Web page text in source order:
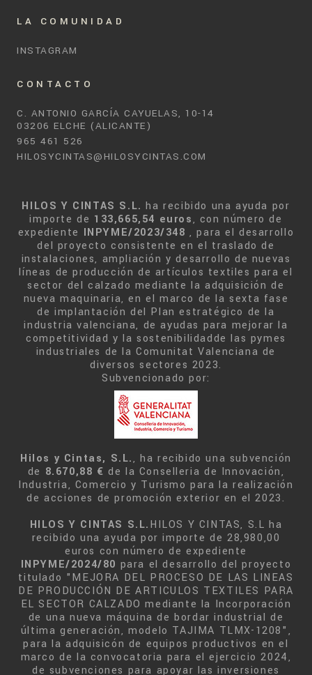
LA COMUNIDAD
INSTAGRAM
CONTACTO
C. ANTONIO GARCÍA CAYUELAS, 10-14
03206 ELCHE (ALICANTE)
965 461 526
HILOSYCINTAS@HILOSYCINTAS.COM
HILOS Y CINTAS S.L. ha recibido una ayuda por
importe de 133,665,54 euros, con número de
expediente INPYME/2023/348 , para el desarrollo
del proyecto consistente en el traslado de
instalaciones, ampliación y desarrollo de nuevas
líneas de producción de artículos textiles para el
sector del calzado mediante la adquisición de
nueva maquinaria, en el marco de la sexta fase
de implantación del Plan estratégico de la
industria valenciana, de ayudas para mejorar la
competitividad y la sostenibilidadde las pymes
industriales de la Comunitat Valenciana de
diversos sectores 2023.
Subvencionado por:
Hilos y Cintas, S.L., ha recibido una subvención
de 8.670,88 € de la Conselleria de Innovación,
Industria, Comercio y Turismo para la realización
de acciones de promoción exterior en el 2023.
HILOS Y CINTAS S.L.HILOS Y CINTAS, S.L ha
recibido una ayuda por importe de 28,980,00
euros con número de expediente
INPYME/2024/80 para el desarrollo del proyecto
titulado "MEJORA DEL PROCESO DE LAS LINEAS
DE PRODUCCIÓN DE ARTICULOS TEXTILES PARA
EL SECTOR CALZADO mediante la Incorporación
de una nueva máquina de bordar industrial de
última generación, modelo TAJIMA TLMX-1208",
para la adquisicón de equipos productivos en el
marco de la convocatoria para el ejercicio 2024,
de subvenciones para apoyar las inversiones